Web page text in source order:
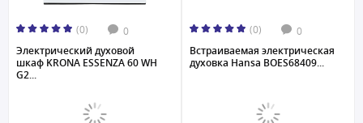
(0) 0
Электрический духовой
шкаф KRONA ESSENZA 60 WH
G2...
(0) 0
Встраиваемая электрическая
духовка Hansa BOES68409...